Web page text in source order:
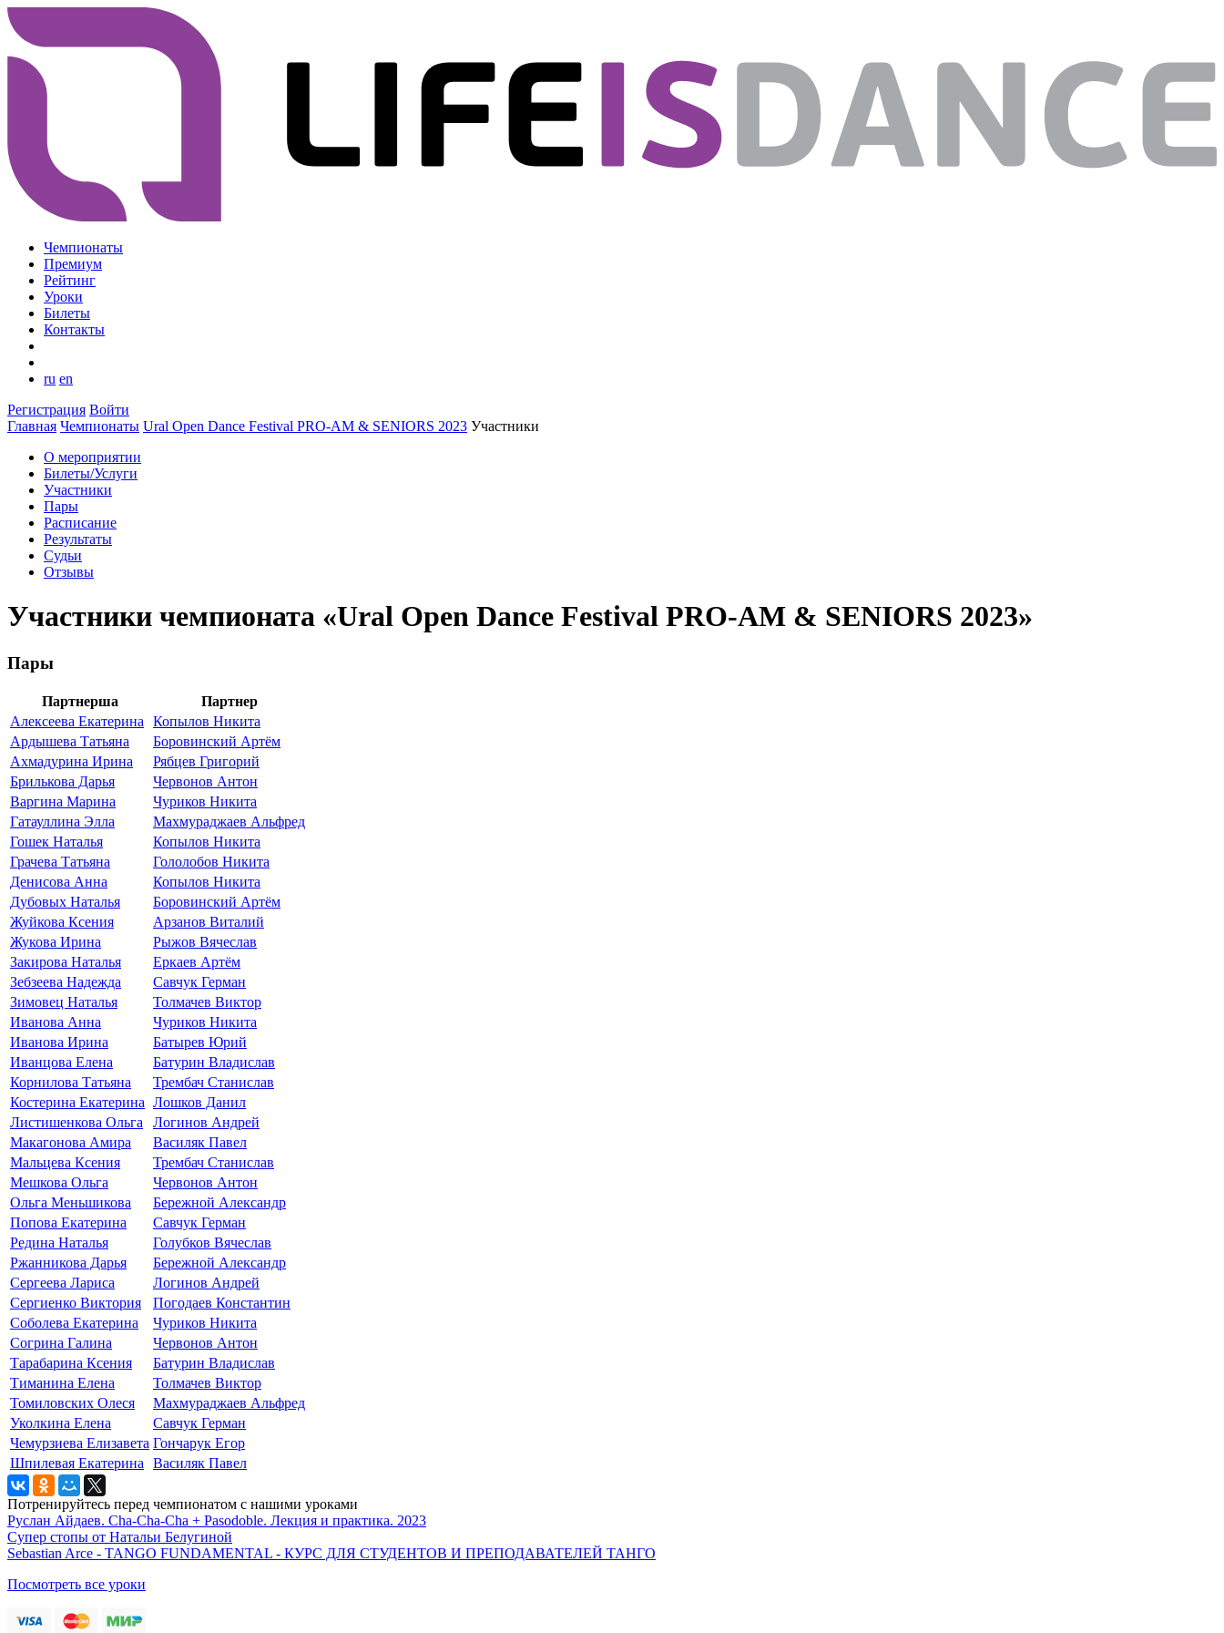
Чемпионаты
Премиум
Рейтинг
Уроки
Билеты
Контакты
ru en
Регистрация Войти
Главная Чемпионаты Ural Open Dance Festival PRO-AM & SENIORS 2023 Участники
О мероприятии
Билеты/Услуги
Участники
Пары
Расписание
Результаты
Судьи
Отзывы
Участники чемпионата «Ural Open Dance Festival PRO-AM & SENIORS 2023»
Пары
Партнерша
Партнер
Алексеева Екатерина
Копылов Никита
Ардышева Татьяна
Боровинский Артём
Ахмадурина Ирина
Рябцев Григорий
Брилькова Дарья
Червонов Антон
Варгина Марина
Чуриков Никита
Гатауллина Элла
Махмураджаев Альфред
Гошек Наталья
Копылов Никита
Грачева Татьяна
Гололобов Никита
Денисова Анна
Копылов Никита
Дубовых Наталья
Боровинский Артём
Жуйкова Ксения
Арзанов Виталий
Жукова Ирина
Рыжов Вячеслав
Закирова Наталья
Еркаев Артём
Зебзеева Надежда
Савчук Герман
Зимовец Наталья
Толмачев Виктор
Иванова Анна
Чуриков Никита
Иванова Ирина
Батырев Юрий
Иванцова Елена
Батурин Владислав
Корнилова Татьяна
Трембач Станислав
Костерина Екатерина Лошков Данил
Листишенкова Ольга
Логинов Андрей
Макагонова Амира
Василяк Павел
Мальцева Ксения
Трембач Станислав
Мешкова Ольга
Червонов Антон
Ольга Меньшикова
Бережной Александр
Попова Екатерина
Савчук Герман
Редина Наталья
Голубков Вячеслав
Ржанникова Дарья
Бережной Александр
Сергеева Лариса
Логинов Андрей
Сергиенко Виктория
Погодаев Константин
Соболева Екатерина
Чуриков Никита
Согрина Галина
Червонов Антон
Тарабарина Ксения
Батурин Владислав
Тиманина Елена
Толмачев Виктор
Томиловских Олеся
Махмураджаев Альфред
Уколкина Елена
Савчук Герман
Чемурзиева Елизавета Гончарук Егор
Шпилевая Екатерина
Василяк Павел
Потренируйтесь перед чемпионатом с нашими уроками
Руслан Айдаев. Cha-Cha-Cha + Pasodoble. Лекция и практика. 2023
Супер стопы от Натальи Белугиной
Sebastian Arce - TANGO FUNDAMENTAL - КУРС ДЛЯ СТУДЕНТОВ И ПРЕПОДАВАТЕЛЕЙ ТАНГО
Посмотреть все уроки